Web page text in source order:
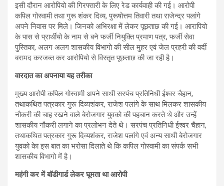
इसी दौरान आरोपियो की गिरफ्तारी के लिए रेड कार्यवाही की गई। आरोपी
कपिल गोस्वामी तथा गुरू शंकर दिव्य, पुरूषोत्तम तिवारी तथा राजेन्द्र पलांगे
अपने निवास पर मिले। जिनको अभिरक्षा में लेकर पूछताछ की गई। आरापियो
के पास से प्रार्थीयो के नाम से बने फर्जी नियुक्ति प्रमाण पत्र, फर्जी सेवा
पुस्तिका, अलग अलग शासकीय विभागो की सील मुहर एवं जेल प्रहरी की वर्दी
बरामद करजब्त कर आरोपियो से विस्तृत पूछताछ की जा रही है।
वारदात का अपनाया यह तरीका
मुख्य आरोपी कपिल गोस्वामी अपने साथी सरपंच प्रतिनिधी ईश्वर चैहान,
तथाकथित पत्रकार गुरू दिव्यशंकर, राजेश पलांगे के साथ मिलकर शासकीय
नौकरी की चाह रखने वाले बेरोजगार युवको की पहचान करते थे और उन्हें
शासकीय नौकरी लगाने का प्रलोभन देते थे। सरपंच प्रतिनिधी ईश्वर चैहान,
तथाकथित पत्रकार गुरू दिव्यशंकर, राजेश पलांगे एवं अन्य साथी बेरोजगार
युवको केा इस बात का भरोसा दिलाते थे कि कपिल गोस्वामी का संपर्क सभी
शासकीय विभागो में है।
महंगी कर में बॉडीगार्ड लेकर घूमता था आरोपी